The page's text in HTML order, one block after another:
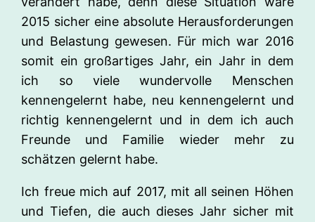
2015 sicher eine absolute Herausforderungen
und Belastung gewesen. Für mich war 2016
somit ein großartiges Jahr, ein Jahr in dem
ich so viele wundervolle Menschen
kennengelernt habe, neu kennengelernt und
richtig kennengelernt und in dem ich auch
Freunde und Familie wieder mehr zu
schätzen gelernt habe.
Ich freue mich auf 2017, mit all seinen Höhen
und Tiefen, die auch dieses Jahr sicher mit